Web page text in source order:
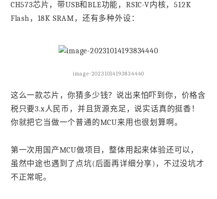
CH573芯片，带USB和BLE功能，RSIC-V内核，512K
Flash，18K SRAM，还有多种外设：
image-20231014193834440
这么一款芯片，你猜多少钱？说出来怕吓到你，价格含
税只要3.x人民币，并且货源充足，说实话真的挺香！
你就把它当做一个普通的MCU来用也很划算啊。
第一次用国产MCU做项目，整体用起来体验还可以，
虽然中途也遇到了点坑(后面再详细分享)，不过没坑才
不正常呢。